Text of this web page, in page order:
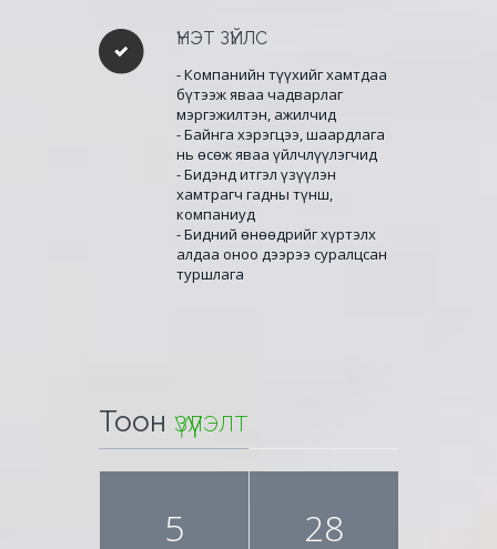
ҮНЭТ ЗҮЙЛС
- Компанийн түүхийг хамтдаа
бүтээж яваа чадварлаг
мэргэжилтэн, ажилчид
- Байнга хэрэгцээ, шаардлага
нь өсөж яваа үйлчлүүлэгчид
- Бидэнд итгэл үзүүлэн
хамтрагч гадны түнш,
компаниуд
- Бидний өнөөдрийг хүртэлх
алдаа оноо дээрээ суралцсан
туршлага
Тоон үзүүлэлт
5 28